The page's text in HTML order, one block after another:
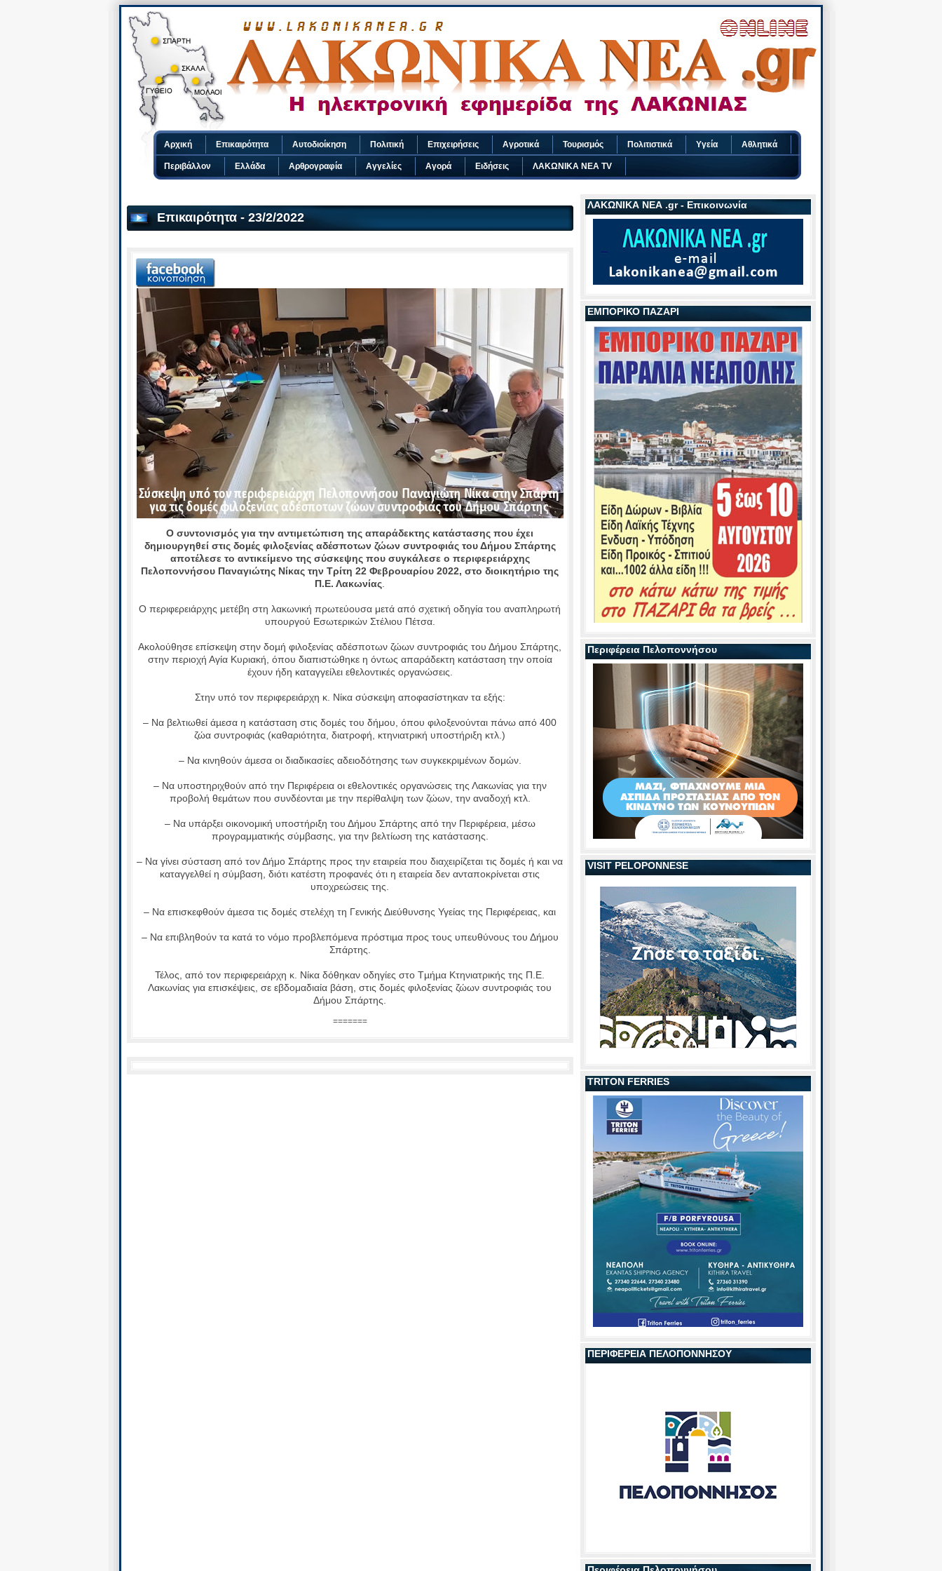
ΛΑΚΩΝΙΚΑ ΝΕΑ .gr - Επικοινωνία
ΕΜΠΟΡΙΚΟ ΠΑΖΑΡΙ
Περιφέρεια Πελοποννήσου
VISIT PELOPONNESE
TRITON FERRIES
ΠΕΡΙΦΕΡΕΙΑ ΠΕΛΟΠΟΝΝΗΣΟΥ
Επικαιρότητα - 23/2/2022
Ο συντονισμός για την αντιμετώπιση της απαράδεκτης κατάστασης που έχει
δημιουργηθεί στις δοµές φιλοξενίας αδέσποτων ζώων συντροφιάς του Δήμου Σπάρτης
αποτέλεσε το αντικείμενο της σύσκεψης που συγκάλεσε ο περιφερειάρχης
Πελοποννήσου Παναγιώτης Νίκας την Τρίτη 22 Φεβρουαρίου 2022, στο διοικητήριο της
Π.Ε. Λακωνίας
Ο περιφερειάρχης μετέβη στη λακωνική πρωτεύουσα μετά από σχετική οδηγία του αναπληρωτή
υπουργού Εσωτερικών Στέλιου Πέτσα.
Ακολούθησε επίσκεψη στην δοµή φιλοξενίας αδέσποτων ζώων συντροφιάς του Δήμου Σπάρτης,
στην περιοχή Αγία Κυριακή, όπου διαπιστώθηκε η όντως απαράδεκτη κατάσταση την οποία
έχουν ήδη καταγγείλει εθελοντικές οργανώσεις.
Στην υπό τον περιφερειάρχη κ. Νίκα σύσκεψη αποφασίστηκαν τα εξής:
– Να βελτιωθεί άµεσα η κατάσταση στις δοµές του δήμου, όπου φιλοξενούνται πάνω από 400
ζώα συντροφιάς (καθαριότητα, διατροφή, κτηνιατρική υποστήριξη κτλ.)
– Να κινηθούν άµεσα οι διαδικασίες αδειοδότησης των συγκεκριμένων δομών.
– Να υποστηριχθούν από την Περιφέρεια οι εθελοντικές οργανώσεις της Λακωνίας για την
προβολή θεμάτων που συνδέονται µε την περίθαλψη των ζώων, την αναδοχή κτλ.
– Να υπάρξει οικονομική υποστήριξη του Δήμου Σπάρτης από την Περιφέρεια, µέσω
προγραμµατικής σύμβασης, για την βελτίωση της κατάστασης.
– Να γίνει σύσταση από τον Δήμο Σπάρτης προς την εταιρεία που διαχειρίζεται τις δοµές ή και να
καταγγελθεί η σύμβαση, διότι κατέστη προφανές ότι η εταιρεία δεν ανταποκρίνεται στις
υποχρεώσεις της.
– Να επισκεφθούν άµεσα τις δοµές στελέχη τη Γενικής Διεύθυνσης Υγείας της Περιφέρειας, και
– Να επιβληθούν τα κατά το νόµο προβλεπόμενα πρόστιµα προς τους υπευθύνους του Δήμου
Σπάρτης.
Τέλος, από τον περιφερειάρχη κ. Νίκα δόθηκαν οδηγίες στο Τµήµα Κτηνιατρικής της Π.Ε.
Λακωνίας για επισκέψεις, σε εβδομαδιαία βάση, στις δοµές φιλοξενίας ζώων συντροφιάς του
Δήμου Σπάρτης.
=======
Αρχική Επικαιρότητα Αυτοδιοίκηση Πολιτική Επιχειρήσεις Αγροτικά Τουρισμός Πολιτιστικά Υγεία Αθλητικά
Περιβάλλον Ελλάδα Αρθρογραφία Αγγελίες Αγορά Ειδήσεις ΛΑΚΩΝΙΚΑ ΝΕΑ TV